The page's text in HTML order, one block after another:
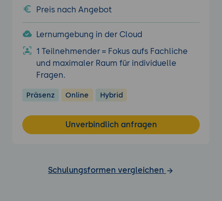
Preis nach Angebot
Lernumgebung in der Cloud
1 Teilnehmender = Fokus aufs Fachliche
und maximaler Raum für individuelle
Fragen.
Präsenz Online Hybrid
Unverbindlich anfragen
Schulungsformen vergleichen